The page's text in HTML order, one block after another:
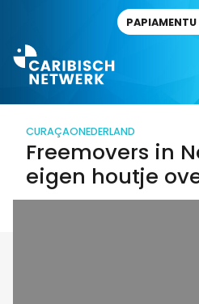
PAPIAMENTU
CURAÇAONEDERLAND
Freemovers in
eigen houtje